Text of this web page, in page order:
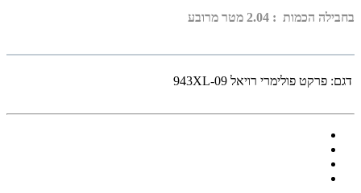
בחבילה הכמות : 2.04 מטר מרובע
דגם: פרקט פולימרי רויאל 943XL-09